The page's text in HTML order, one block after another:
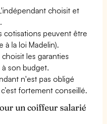
choisit et
cotisations peuvent être
à la loi Madelin).
les garanties
son budget.
n'est pas obligé
fortement conseillé.
un coiffeur salarié